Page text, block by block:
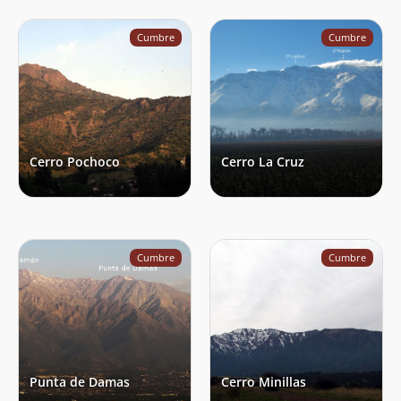
Matias Lopez
16/09/23 Alondra Chamorro Mendoza
05/08/23 Proyecto Cumbres
10/07/23 Proyecto Cumbres
03/07/23 Proyecto Cumbres
03/06/23 Andres Vargas
28/05/23 Ariel Nicolas Lopez
27/05/23 Sebastián Piza
13/05/23
Erik Sandvig
Cumbre
Cerro Pochoco
Cumbre
Cerro La Cruz
Cumbre
Punta de Damas
Cumbre
Cerro Minillas